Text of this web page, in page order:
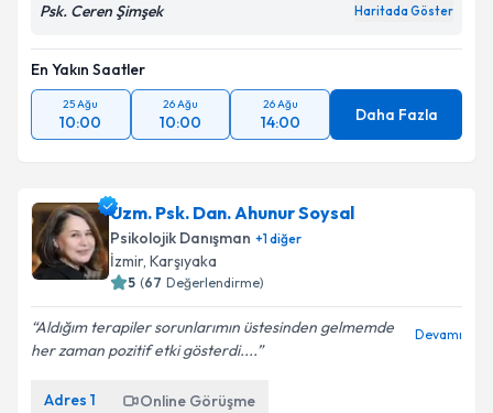
Psk. Ceren Şimşek Haritada Göster
En Yakın Saatler
25 Ağu
10:00
26 Ağu
10:00
26 Ağu
14:00 Daha Fazla
Uzm. Psk. Dan. Ahunur Soysal
Psikolojik Danışman +1diğer
İzmir, Karşıyaka
5 (67 Değerlendirme)
Aldığım terapiler sorunlarımın üstesinden gelmemde
her zaman pozitif etki gösterdi....
Devamı
Adres 1 Online Görüşme